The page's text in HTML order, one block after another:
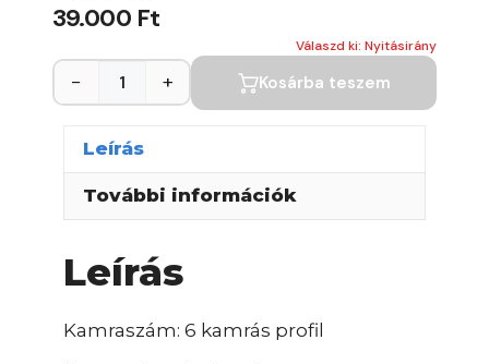
39.000 Ft
Válaszd ki: Nyitásirány
− + Kosárba teszem
Leírás
További információk
Leírás
Kamraszám: 6 kamrás profil